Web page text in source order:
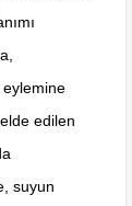
eylemine
edilen
suyun